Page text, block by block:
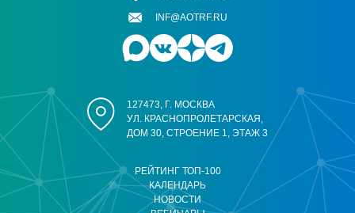
РЕЙТИНГ ТОП-100
КАЛЕНДАРЬ
НОВОСТИ
127473, Г. МОСКВА
УЛ. КРАСНОПРОЛЕТАРСКАЯ,
ДОМ 30, СТРОЕНИЕ 1, ЭТАЖ 3
INF@AOTRF.RU